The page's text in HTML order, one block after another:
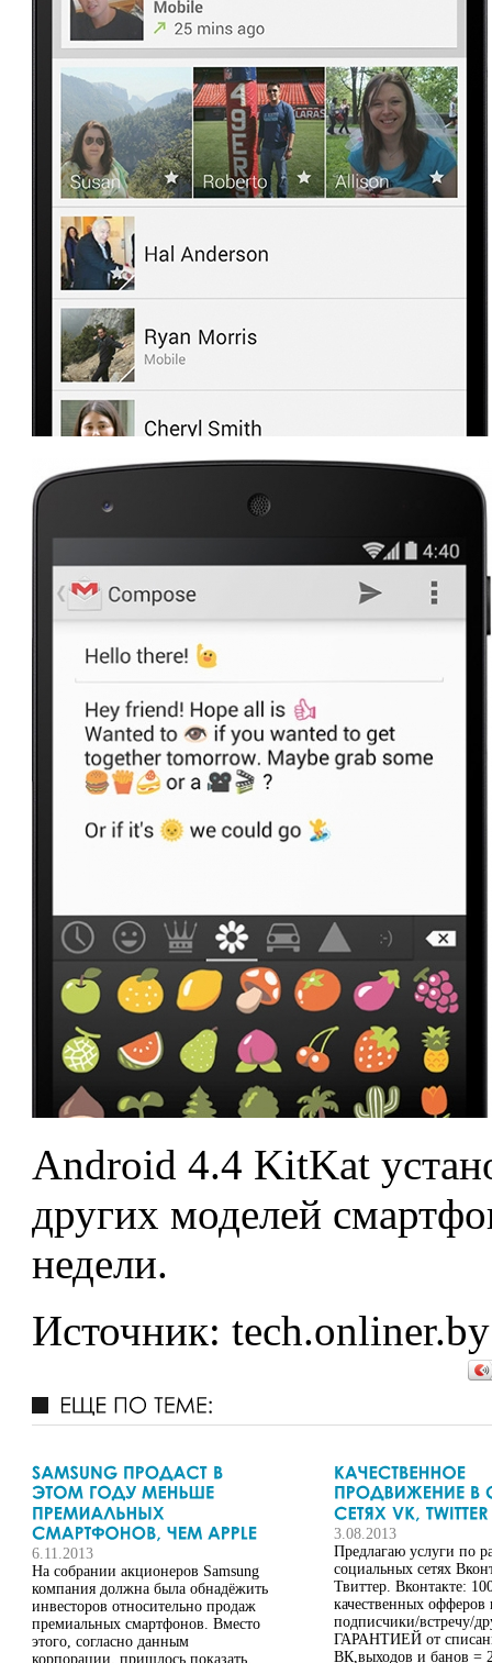
Android 4.4 KitKat
других моделей
недели.
Источник: tech.onliner.by
6.11.2013
На собрании акционеров Samsung
компания должна была обнадёжить
инвесторов относительно продаж
премиальных смартфонов. Вместо
этого, согласно данным
корпорации, пришлось показать,
3.08.2013
Предлагаю услуги по
социальных сетях
Твиттер. Вконтакте:
качественных офферов
подписчики/встречу/
ГАРАНТИЕЙ от
ВК,выходов и банов =